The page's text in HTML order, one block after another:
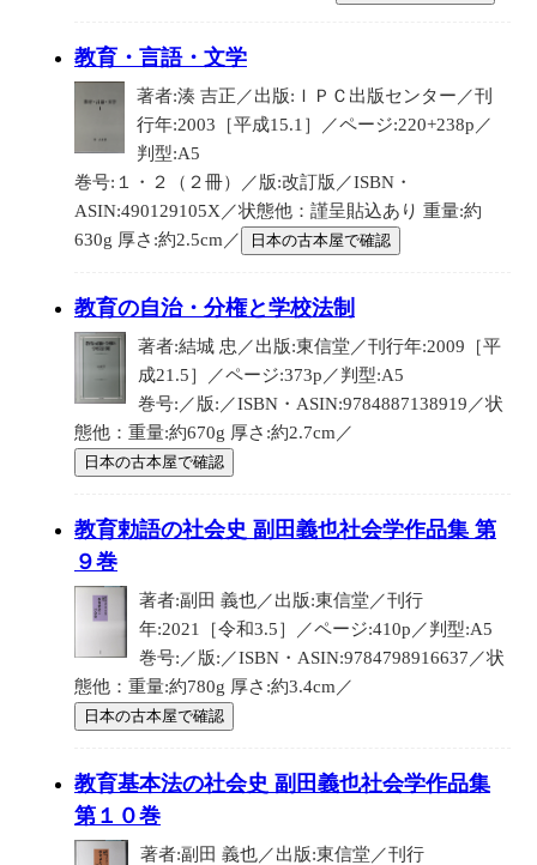
教育・言語・文学
著者:湊 吉正／出版:ＩＰＣ出版センター／刊
行年:2003［平成15.1］／ページ:220+238p／
判型:A5
巻号:１・２（２冊）／版:改訂版／ISBN・
ASIN:490129105X／状態他：謹呈貼込あり 重量:約
630g 厚さ:約2.5cm／
日本の古本屋で確認
教育の自治・分権と学校法制
著者:結城 忠／出版:東信堂／刊行年:2009［平
成21.5］／ページ:373p／判型:A5
巻号:／版:／ISBN・ASIN:9784887138919／状
態他：重量:約670g 厚さ:約2.7cm／
日本の古本屋で確認
教育勅語の社会史 副田義也社会学作品集 第
９巻
著者:副田 義也／出版:東信堂／刊行
年:2021［令和3.5］／ページ:410p／判型:A5
巻号:／版:／ISBN・ASIN:9784798916637／状
態他：重量:約780g 厚さ:約3.4cm／
日本の古本屋で確認
教育基本法の社会史 副田義也社会学作品集
第１０巻
著者:副田 義也／出版:東信堂／刊行